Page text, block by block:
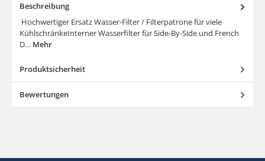
Beschreibung
Hochwertiger Ersatz Wasser-Filter / Filterpatrone für viele
KühlschränkeInterner Wasserfilter für Side-By-Side und French
D… Mehr
Produktsicherheit
Bewertungen